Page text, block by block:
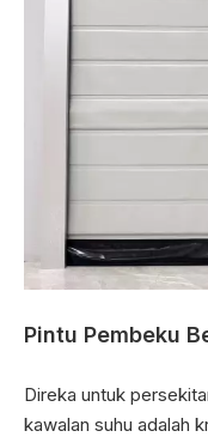
Pintu Pembeku
Direka untuk
kawalan suhu adalah